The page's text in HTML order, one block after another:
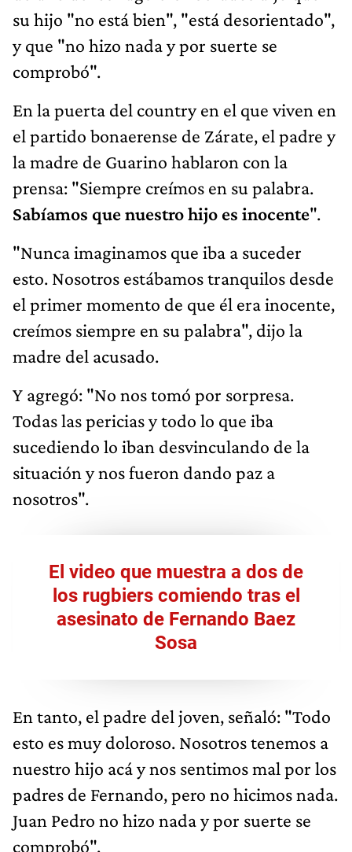
su hijo "no está bien", "está desorientado",
y que "no hizo nada y por suerte se
comprobó".
En la puerta del country en el que viven en
el partido bonaerense de Zárate, el padre y
la madre de Guarino hablaron con la
prensa: "Siempre creímos en su palabra.
Sabíamos que nuestro hijo es inocente".
"Nunca imaginamos que iba a suceder
esto. Nosotros estábamos tranquilos desde
el primer momento de que él era inocente,
creímos siempre en su palabra", dijo la
madre del acusado.
Y agregó: "No nos tomó por sorpresa.
Todas las pericias y todo lo que iba
sucediendo lo iban desvinculando de la
situación y nos fueron dando paz a
nosotros".
El video que muestra a dos de
los rugbiers comiendo tras el
asesinato de Fernando Baez
Sosa
En tanto, el padre del joven, señaló: "Todo
esto es muy doloroso. Nosotros tenemos a
nuestro hijo acá y nos sentimos mal por los
padres de Fernando, pero no hicimos nada.
Juan Pedro no hizo nada y por suerte se
comprobó".